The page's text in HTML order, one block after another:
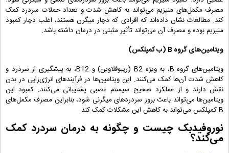
مصرف مکمل‌های منیزیم می‌تواند به کاهش شدت و تعداد حملات سردرد کمک
کند. مطالعات نشان داده‌اند که افرادی که دچار میگرن هستند، اغلب دچار کمبود
منیزیم بوده و مصرف آن می‌تواند تأثیر مثبتی در درمان داشته باشد.
ویتامین‌های گروه B (ب کمپلکس)
ویتامین‌های گروه B، به ویژه B2 (ریبوفلاوین) و B12، به پیشگیری از سردرد و
کاهش شدت آن‌ها کمک می‌کنند. این ویتامین‌ها در فرآیندهای انرژی‌زایی در بدن
نقش دارند و از عملکرد صحیح سیستم عصبی پشتیبانی می‌کنند. کمبود این
ویتامین‌ها می‌تواند باعث بروز سردردهای میگرنی شود، بنابراین مصرف مکمل‌های
B کمپلکس می‌تواند به کاهش این مشکلات کمک کند.
نوروفیدبک چیست و چگونه به درمان سردرد کمک
می‌کند؟